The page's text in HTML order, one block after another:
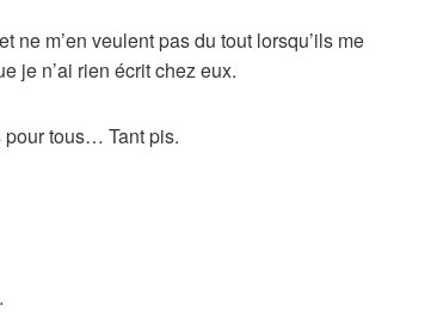
ne m’en veulent pas du tout lorsqu’ils me
je n’ai rien écrit chez eux.
pour tous… Tant pis.